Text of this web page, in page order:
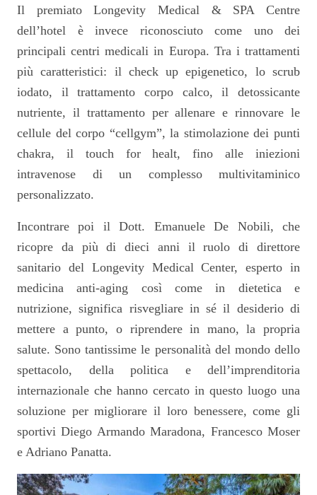
Il premiato Longevity Medical & SPA Centre
dell’hotel è invece riconosciuto come uno dei
principali centri medicali in Europa. Tra i trattamenti
più caratteristici: il check up epigenetico, lo scrub
iodato, il trattamento corpo calco, il detossicante
nutriente, il trattamento per allenare e rinnovare le
cellule del corpo “cellgym”, la stimolazione dei punti
chakra, il touch for healt, fino alle iniezioni
intravenose di un complesso multivitaminico
personalizzato.
Incontrare poi il Dott. Emanuele De Nobili, che
ricopre da più di dieci anni il ruolo di direttore
sanitario del Longevity Medical Center, esperto in
medicina anti-aging così come in dietetica e
nutrizione, significa risvegliare in sé il desiderio di
mettere a punto, o riprendere in mano, la propria
salute. Sono tantissime le personalità del mondo dello
spettacolo, della politica e dell’imprenditoria
internazionale che hanno cercato in questo luogo una
soluzione per migliorare il loro benessere, come gli
sportivi Diego Armando Maradona, Francesco Moser
e Adriano Panatta.